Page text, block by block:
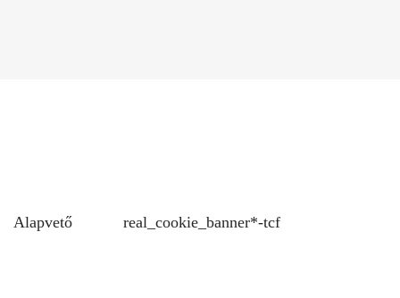
Alapvető real_cookie_banner*-tcf